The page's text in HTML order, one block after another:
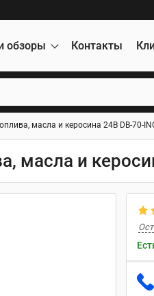
обзоры Контакты
масла и керосина 24В DB-70-
масла и